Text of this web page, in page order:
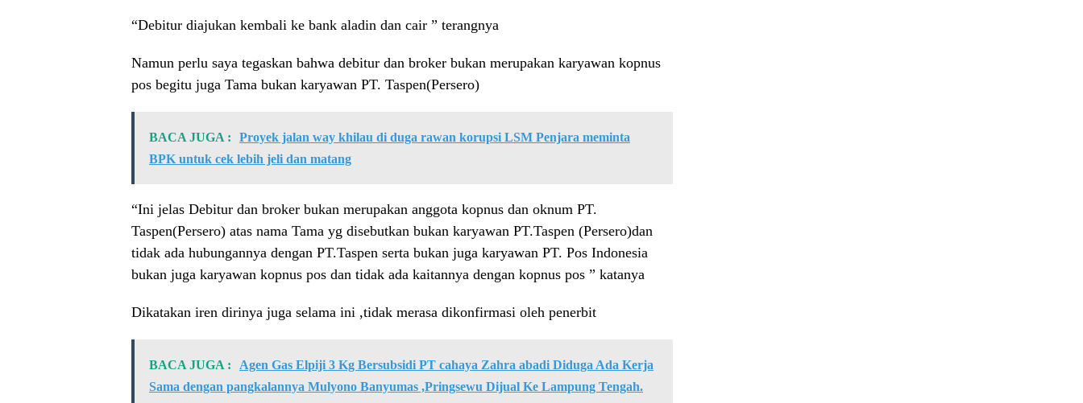
“Debitur diajukan kembali ke bank aladin dan cair ” terangnya
Namun perlu saya tegaskan bahwa debitur dan broker bukan merupakan karyawan kopnus
pos begitu juga Tama bukan karyawan PT. Taspen(Persero)
BACA JUGA :
Proyek jalan way khilau di duga rawan korupsi LSM Penjara meminta
BPK untuk cek lebih jeli dan matang
“Ini jelas Debitur dan broker bukan merupakan anggota kopnus dan oknum PT.
Taspen(Persero) atas nama Tama yg disebutkan bukan karyawan PT.Taspen (Persero)dan
tidak ada hubungannya dengan PT.Taspen serta bukan juga karyawan PT. Pos Indonesia
bukan juga karyawan kopnus pos dan tidak ada kaitannya dengan kopnus pos ” katanya
Dikatakan iren dirinya juga selama ini ,tidak merasa dikonfirmasi oleh penerbit
BACA JUGA :
Agen Gas Elpiji 3 Kg Bersubsidi PT cahaya Zahra abadi Diduga Ada Kerja
Sama dengan pangkalannya Mulyono Banyumas ,Pringsewu Dijual Ke Lampung Tengah.